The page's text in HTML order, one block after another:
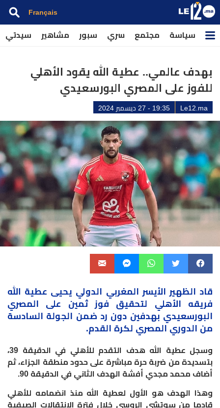
Français
سياسة مجتمع سري سبور مشاهير سيدتي
بهدف عالمي.. عطية الله يقود الأهلي
للفوز على المصري البورسعيدي
Le12.ma 19:35 - 27 ديسمبر 2024
قاد الظهير الأيسر المغربي الدولي يحيى عطية الله
فريقه الأهلي لتحقيق فوز ثمين على المصري
البورسعيدي بهدفين دون رد ضمن الجولة السادسة
من الدوري المصري لكرة القدم.
وسجل عطية الله هدف التقدم للأهلي في الدقيقة 39،
بتسديدة من ضربة حرة مباشرة على حدود منطقة الجزاء، ثم
أضاف محمد مجدي أفشة الهدف الثاني في الدقيقة 90.
وهذا الهدف هو الأول لعطية الله منذ انضمامه للأهلي
قادما من سوتشي الروسي خلال فترة الانتقالات الصيفية